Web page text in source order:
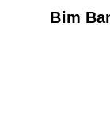
Bim